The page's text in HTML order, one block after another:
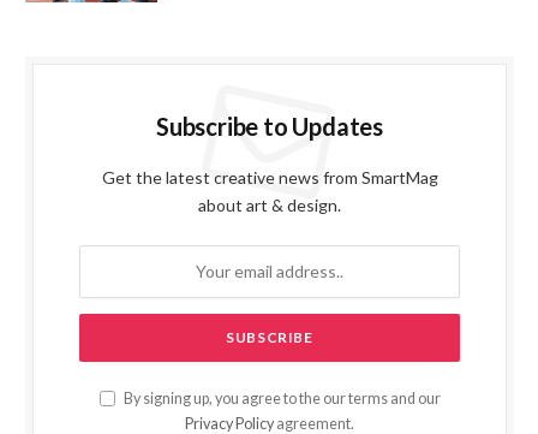
Subscribe to Updates
Get the latest creative news from SmartMag
about art & design.
By signing up, you agree to the our terms and our
Privacy Policy agreement.